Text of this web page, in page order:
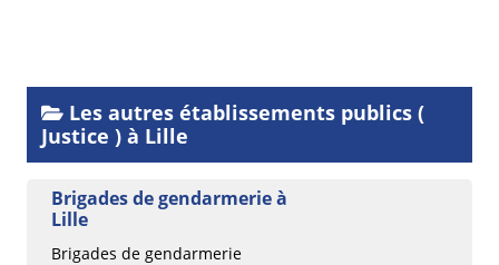
Les autres établissements publics (
Justice ) à Lille
Brigades de gendarmerie à
Lille
Brigades de gendarmerie